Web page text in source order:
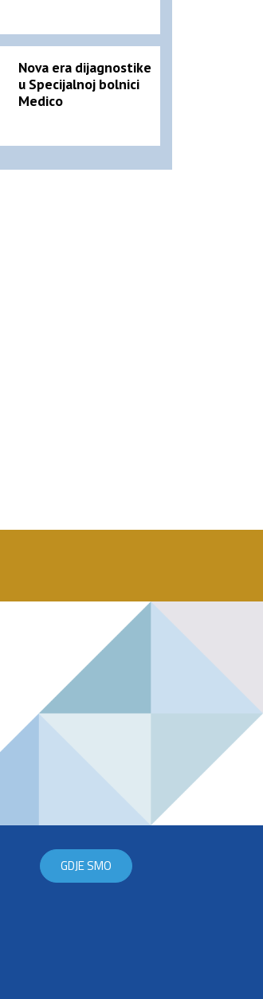
Nova era dijagnostike
u Specijalnoj bolnici
Medico
GDJE SMO